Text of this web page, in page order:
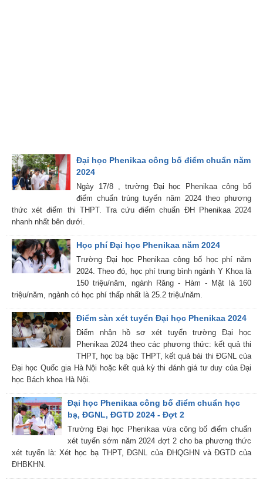
Đại học Phenikaa công bố điểm chuẩn năm
2024
Ngày 17/8 , trường Đại học Phenikaa công bố
điểm chuẩn trúng tuyển năm 2024 theo phương
thức xét điểm thi THPT. Tra cứu điểm chuẩn ĐH Phenikaa 2024
nhanh nhất bên dưới.
Học phí Đại học Phenikaa năm 2024
Trường Đại học Phenikaa công bố học phí năm
2024. Theo đó, học phí trung bình ngành Y Khoa là
150 triệu/năm, ngành Răng - Hàm - Mặt là 160
triệu/năm, ngành có học phí thấp nhất là 25.2 triệu/năm.
Điểm sàn xét tuyển Đại học Phenikaa 2024
Điểm nhận hồ sơ xét tuyển trường Đại học
Phenikaa 2024 theo các phương thức: kết quả thi
THPT, học bạ bậc THPT, kết quả bài thi ĐGNL của
Đại học Quốc gia Hà Nội hoặc kết quả kỳ thi đánh giá tư duy của Đại
học Bách khoa Hà Nội.
Đại học Phenikaa công bố điểm chuẩn học
bạ, ĐGNL, ĐGTD 2024 - Đợt 2
Trường Đại học Phenikaa vừa công bố điểm chuẩn
xét tuyển sớm năm 2024 đợt 2 cho ba phương thức
xét tuyển là: Xét học bạ THPT, ĐGNL của ĐHQGHN và ĐGTD của
ĐHBKHN.